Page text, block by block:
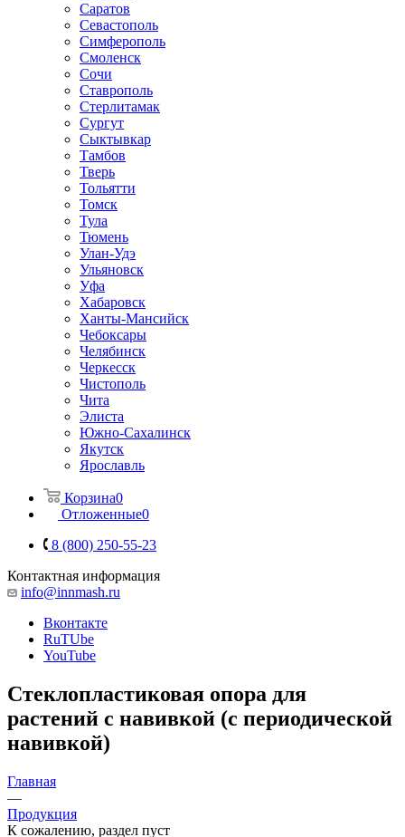
Саратов
Севастополь
Симферополь
Смоленск
Сочи
Ставрополь
Стерлитамак
Сургут
Сыктывкар
Тамбов
Тверь
Тольятти
Томск
Тула
Тюмень
Улан-Удэ
Ульяновск
Уфа
Хабаровск
Ханты-Мансийск
Чебоксары
Челябинск
Черкесск
Чистополь
Чита
Элиста
Южно-Сахалинск
Якутск
Ярославль
Корзина0
Отложенные0
8 (800) 250-55-23
Контактная информация
info@innmash.ru
Вконтакте
RuTUbe
YouTube
Стеклопластиковая опора для
растений с навивкой (с периодической
навивкой)
Главная
—
Продукция
К сожалению, раздел пуст